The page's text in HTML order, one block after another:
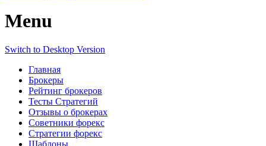
Menu
Switch to Desktop Version
Главная
Брокеры
Рейтинг брокеров
Тесты Стратегий
Отзывы о брокерах
Советники форекс
Стратегии форекс